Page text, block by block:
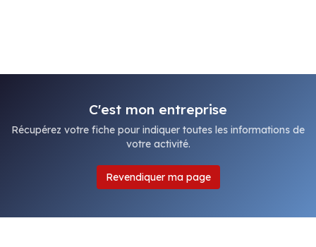
C'est mon entreprise
Récupérez votre fiche pour indiquer toutes les informations de
votre activité.
Revendiquer ma page